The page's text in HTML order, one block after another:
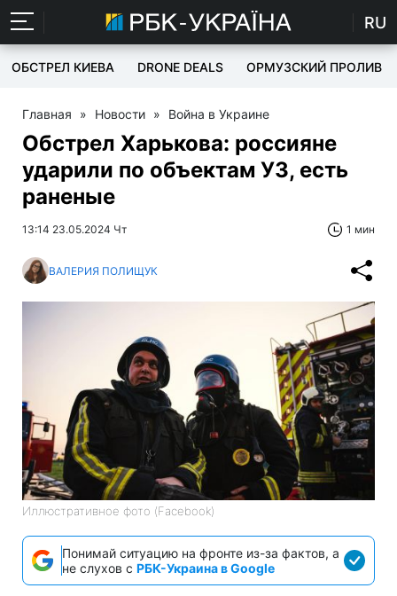
RU
ОБСТРЕЛ КИЕВА DRONE DEALS ОРМУЗСКИЙ ПРОЛИВ
Главная » Новости » Война в Украине
Обстрел Харькова: россияне
ударили по объектам УЗ, есть
раненые
13:14 23.05.2024 Чт 1 мин
ВАЛЕРИЯ ПОЛИЩУК
Иллюстративное фото (Facebook)
Понимай ситуацию на фронте из-за фактов, а
не слухов с РБК-Украина в Google